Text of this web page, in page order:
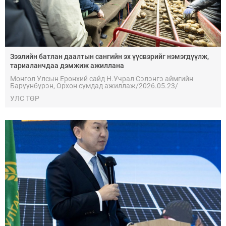
Зээлийн батлан даалтын сангийн эх үүсвэрийг нэмэгдүүлж,
тариаланчдаа дэмжиж ажиллана
Монгол Улсын Ерөнхий сайд Н.Учрал Сэлэнгэ аймгийн
Баруунбүрэн, Орхон сумдад ажиллаж/2026.05.23/
УЛС ТӨР